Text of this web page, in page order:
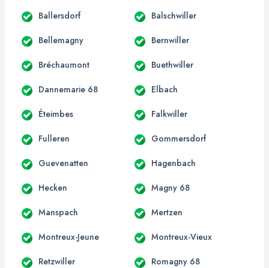
Ballersdorf Balschwiller
Bellemagny Bernwiller
Bréchaumont Buethwiller
Dannemarie 68 Elbach
Éteimbes Falkwiller
Fulleren Gommersdorf
Guevenatten Hagenbach
Hecken Magny 68
Manspach Mertzen
Montreux-Jeune Montreux-Vieux
Retzwiller Romagny 68